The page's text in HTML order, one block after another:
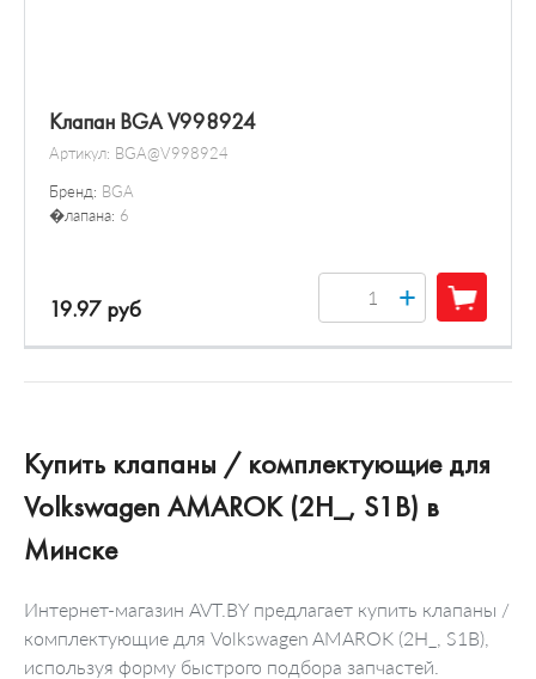
Клапан BGA V998924
Артикул: BGA@V998924
Бренд: BGA
�лапана: 6
19.97 руб +
Купить клапаны / комплектующие для
Volkswagen AMAROK (2H_, S1B) в
Минске
Интернет-магазин AVT.BY предлагает купить клапаны /
комплектующие для Volkswagen AMAROK (2H_, S1B),
используя форму быстрого подбора запчастей.